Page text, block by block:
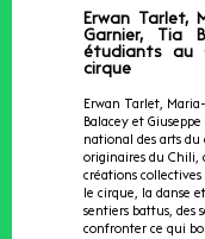
Erwan Tarlet,
Garnier, Tia
étudiants au
cirque
Erwan Tarlet,
Balacey et
national des arts du
originaires du Chili,
créations
le cirque, la danse
sentiers battus, des
confronter ce qui